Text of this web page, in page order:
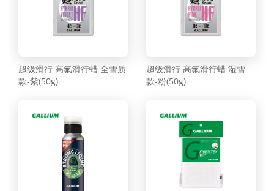
超级滑行 高氟滑行蜡 全雪质
款-紫(50g)
超级滑行 高氟滑行蜡 湿雪
款-粉(50g)